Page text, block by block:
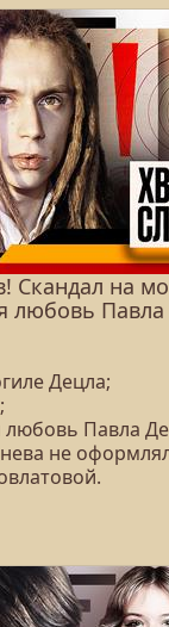
Скандал на
любовь
Децла;
любовь Павла
не